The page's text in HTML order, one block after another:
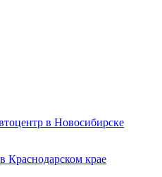
в Новосибирске
Краснодарском крае